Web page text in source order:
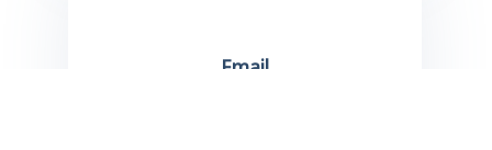
Email